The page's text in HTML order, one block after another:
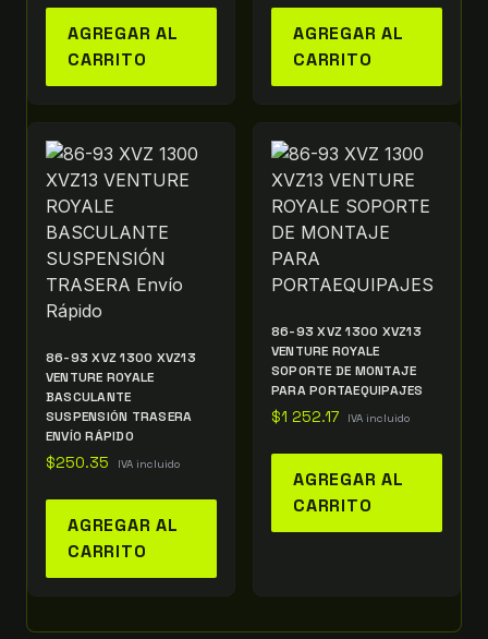
AGREGAR AL
CARRITO
AGREGAR AL
CARRITO
86-93 XVZ 1300 XVZ13
VENTURE ROYALE
BASCULANTE
SUSPENSIÓN TRASERA
ENVÍO RÁPIDO
$250.35 IVA incluido
AGREGAR AL
CARRITO
86-93 XVZ 1300 XVZ13
VENTURE ROYALE
SOPORTE DE MONTAJE
PARA PORTAEQUIPAJES
$1 252.17 IVA incluido
AGREGAR AL
CARRITO